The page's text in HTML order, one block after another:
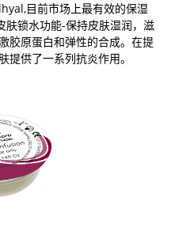
目前市场上最有效的保湿
肤锁水功能-保持皮肤湿润，滋
胶原蛋白和弹性的合成。在提
提供了一系列抗炎作用。